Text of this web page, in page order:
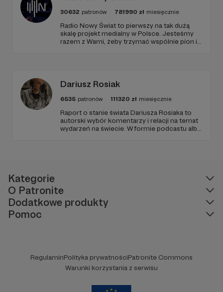
30632 patronów 781990 zł miesięcznie
Radio Nowy Świat to pierwszy na tak dużą
skalę projekt medialny w Polsce. Jesteśmy
razem z Wami, żeby trzymać wspólnie pion i
Dariusz Rosiak
6535 patronów 111320 zł miesięcznie
Raport o stanie świata Dariusza Rosiaka to
autorski wybór komentarzy i relacji na temat
wydarzeń na świecie. W formie podcastu albo
Kategorie
O Patronite
Dodatkowe produkty
Pomoc
RegulaminPolityka prywatnościPatronite Commons
Warunki korzystania z serwisu